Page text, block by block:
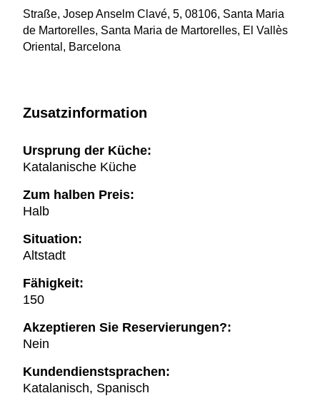
Straße, Josep Anselm Clavé, 5, 08106, Santa Maria
de Martorelles, Santa Maria de Martorelles, El Vallès
Oriental, Barcelona
Zusatzinformation
Ursprung der Küche:
Katalanische Küche
Zum halben Preis:
Halb
Situation:
Altstadt
Fähigkeit:
150
Akzeptieren Sie Reservierungen?:
Nein
Kundendienstsprachen:
Katalanisch, Spanisch